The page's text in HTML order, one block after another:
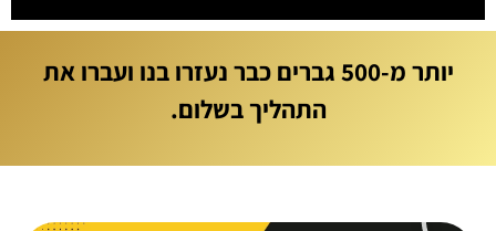
יותר מ-500 גברים כבר נעזרו בנו ועברו את
התהליך בשלום.